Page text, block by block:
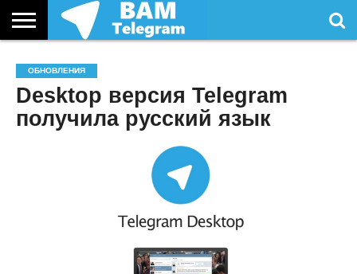
УСЛУГИ
ОБНОВЛЕНИЯ
Desktop версия Telegram
получила русский язык